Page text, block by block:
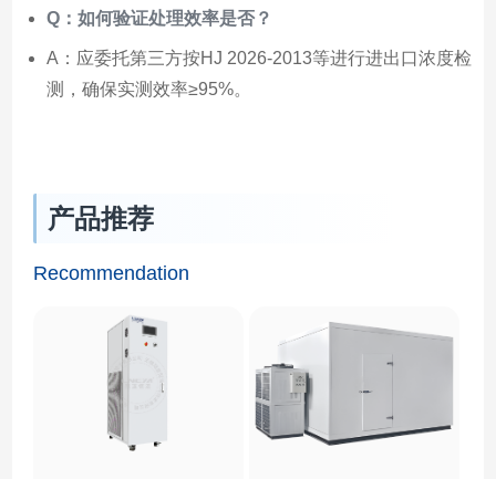
Q：如何验证处理效率是否？
A：应委托第三方按HJ 2026-2013等进行进出口浓度检
测，确保实测效率≥95%。
产品推荐
Recommendation